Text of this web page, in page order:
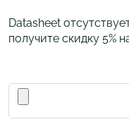
Datasheet
получите скидку 5%